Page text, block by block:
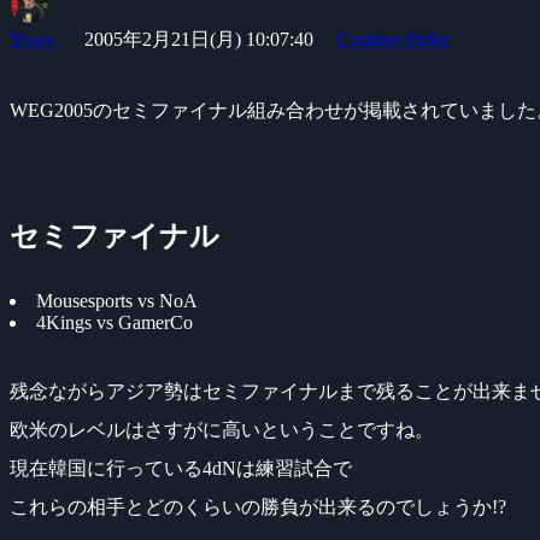
Yossy 2005年2月21日(月) 10:07:40 Counter-Strike
WEG2005のセミファイナル組み合わせが掲載されていました
セミファイナル
Mousesports vs NoA
4Kings vs GamerCo
残念ながらアジア勢はセミファイナルまで残ることが出来ま
欧米のレベルはさすがに高いということですね。
現在韓国に行っている4dNは練習試合で
これらの相手とどのくらいの勝負が出来るのでしょうか!?